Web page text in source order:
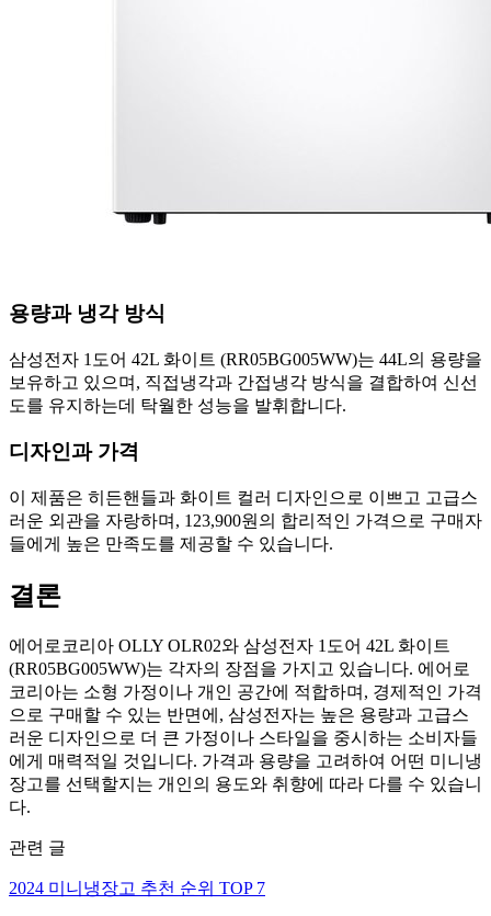
용량과 냉각 방식
삼성전자 1도어 42L 화이트 (RR05BG005WW)는 44L의 용량을
보유하고 있으며, 직접냉각과 간접냉각 방식을 결합하여 신선
도를 유지하는데 탁월한 성능을 발휘합니다.
디자인과 가격
이 제품은 히든핸들과 화이트 컬러 디자인으로 이쁘고 고급스
러운 외관을 자랑하며, 123,900원의 합리적인 가격으로 구매자
들에게 높은 만족도를 제공할 수 있습니다.
결론
에어로코리아 OLLY OLR02와 삼성전자 1도어 42L 화이트
(RR05BG005WW)는 각자의 장점을 가지고 있습니다. 에어로
코리아는 소형 가정이나 개인 공간에 적합하며, 경제적인 가격
으로 구매할 수 있는 반면에, 삼성전자는 높은 용량과 고급스
러운 디자인으로 더 큰 가정이나 스타일을 중시하는 소비자들
에게 매력적일 것입니다. 가격과 용량을 고려하여 어떤 미니냉
장고를 선택할지는 개인의 용도와 취향에 따라 다를 수 있습니
다.
관련 글
2024 미니냉장고 추천 순위 TOP 7